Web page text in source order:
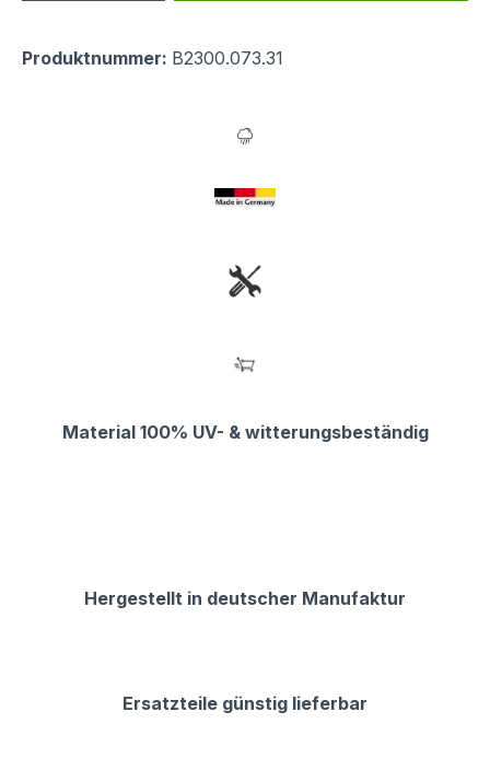
Produktnummer: B2300.073.31
Material 100% UV- & witterungsbeständig
Hergestellt in deutscher Manufaktur
Ersatzteile günstig lieferbar